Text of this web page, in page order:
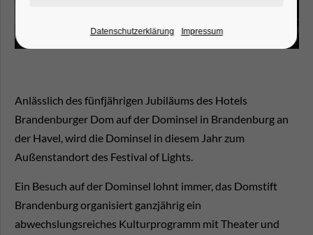
Anlässlich des fünfjährigen Jubiläums des Hotels
Brandenburger Dom auf der Dominsel in Brandenburg an
der Havel, wird die Dominsel in diesem Jahr zum
Außenstandort des Festival of Lights.
Ein Besuch auf der Dominsel lohnt immer, das Domstift
Brandenburg organisiert ganzjährig ein
abwechslungsreiches Kulturprogramm mit Theater und
Datenschutzerklärung Impressum